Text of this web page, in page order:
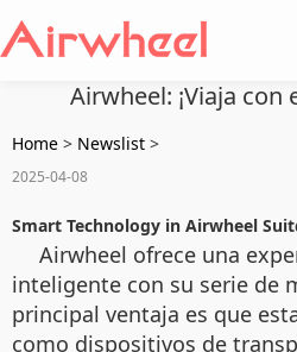
Airwheel: ¡Viaja
Home > Newslist >
2025-04-08
Smart Technology in Airwheel
Airwheel ofrece una
inteligente con su serie de
principal ventaja es que
como dispositivos de